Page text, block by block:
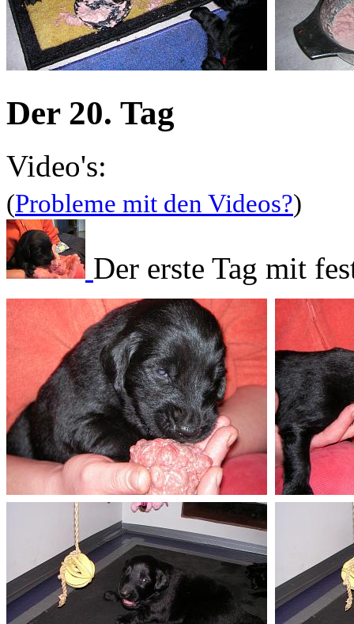
Der 20. Tag
Video's:
(Probleme mit den Videos?)
Der erste Tag mit